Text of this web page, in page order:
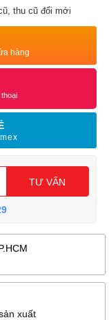
thu cũ đổi mới
hàng
TƯ VẤN
xuất